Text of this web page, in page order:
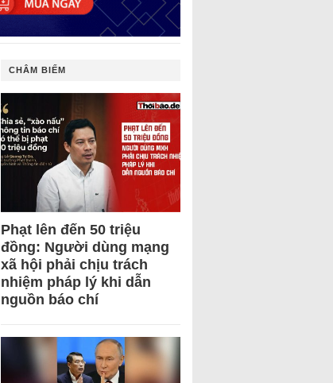
CHÂM BIẾM
Phạt lên đến 50 triệu
đồng: Người dùng mạng
xã hội phải chịu trách
nhiệm pháp lý khi dẫn
nguồn báo chí